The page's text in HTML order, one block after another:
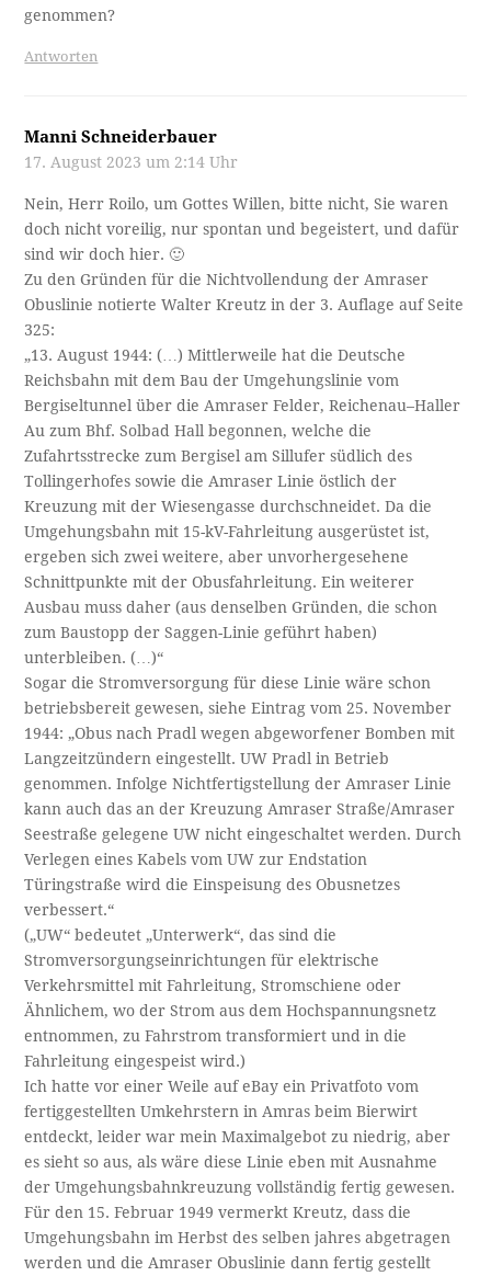
genommen?
Antworten
Manni Schneiderbauer
17. August 2023 um 2:14 Uhr
Nein, Herr Roilo, um Gottes Willen, bitte nicht, Sie waren
doch nicht voreilig, nur spontan und begeistert, und dafür
sind wir doch hier. 🙂
Zu den Gründen für die Nichtvollendung der Amraser
Obuslinie notierte Walter Kreutz in der 3. Auflage auf Seite
325:
„13. August 1944: (…) Mittlerweile hat die Deutsche
Reichsbahn mit dem Bau der Umgehungslinie vom
Bergiseltunnel über die Amraser Felder, Reichenau–Haller
Au zum Bhf. Solbad Hall begonnen, welche die
Zufahrtsstrecke zum Bergisel am Sillufer südlich des
Tollingerhofes sowie die Amraser Linie östlich der
Kreuzung mit der Wiesengasse durchschneidet. Da die
Umgehungsbahn mit 15-kV-Fahrleitung ausgerüstet ist,
ergeben sich zwei weitere, aber unvorhergesehene
Schnittpunkte mit der Obusfahrleitung. Ein weiterer
Ausbau muss daher (aus denselben Gründen, die schon
zum Baustopp der Saggen-Linie geführt haben)
unterbleiben. (…)“
Sogar die Stromversorgung für diese Linie wäre schon
betriebsbereit gewesen, siehe Eintrag vom 25. November
1944: „Obus nach Pradl wegen abgeworfener Bomben mit
Langzeitzündern eingestellt. UW Pradl in Betrieb
genommen. Infolge Nichtfertigstellung der Amraser Linie
kann auch das an der Kreuzung Amraser Straße/Amraser
Seestraße gelegene UW nicht eingeschaltet werden. Durch
Verlegen eines Kabels vom UW zur Endstation
Türingstraße wird die Einspeisung des Obusnetzes
verbessert.“
(„UW“ bedeutet „Unterwerk“, das sind die
Stromversorgungseinrichtungen für elektrische
Verkehrsmittel mit Fahrleitung, Stromschiene oder
Ähnlichem, wo der Strom aus dem Hochspannungsnetz
entnommen, zu Fahrstrom transformiert und in die
Fahrleitung eingespeist wird.)
Ich hatte vor einer Weile auf eBay ein Privatfoto vom
fertiggestellten Umkehrstern in Amras beim Bierwirt
entdeckt, leider war mein Maximalgebot zu niedrig, aber
es sieht so aus, als wäre diese Linie eben mit Ausnahme
der Umgehungsbahnkreuzung vollständig fertig gewesen.
Für den 15. Februar 1949 vermerkt Kreutz, dass die
Umgehungsbahn im Herbst des selben jahres abgetragen
werden und die Amraser Obuslinie dann fertig gestellt